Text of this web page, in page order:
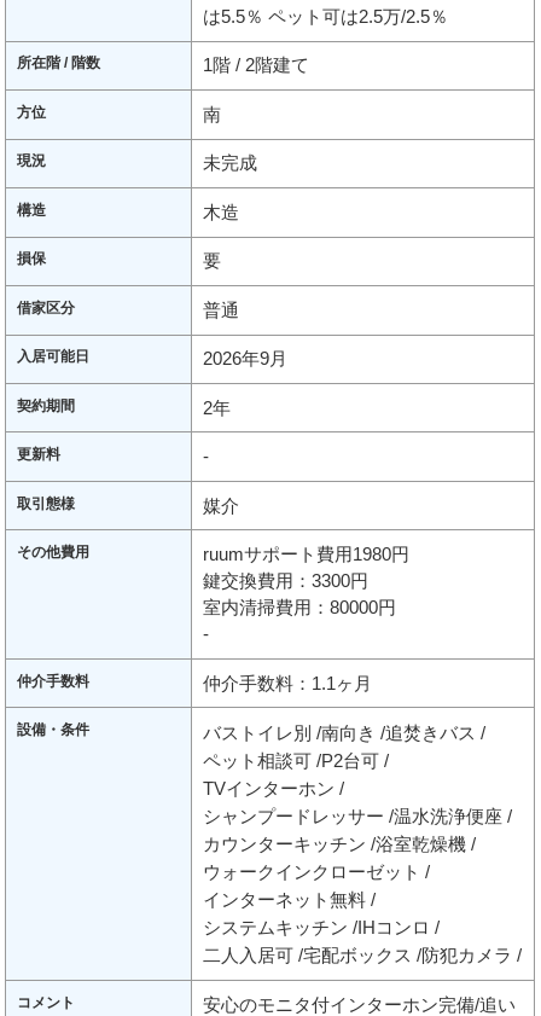
は5.5％ ペット可は2.5万/2.5％
所在階 / 階数 1階 / 2階建て
方位 南
現況 未完成
構造 木造
損保 要
借家区分 普通
入居可能日 2026年9月
契約期間 2年
更新料 -
取引態様 媒介
その他費用
ruumサポート費用1980円
鍵交換費用：3300円
室内清掃費用：80000円
-
仲介手数料 仲介手数料：1.1ヶ月
設備・条件 バストイレ別 南向き
追焚きバス
ペット相談可 P2台可
TVインターホン
シャンプードレッサー 温水洗浄便座
カウンターキッチン 浴室乾燥機
ウォークインクローゼット
インターネット無料
システムキッチン IHコンロ
二人入居可 宅配ボックス 防犯カメラ
コメント 安心のモニタ付インターホン完備/追い